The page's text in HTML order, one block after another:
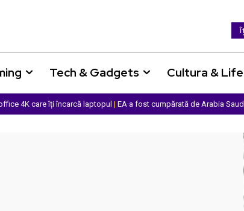
Tech & Gadgets Cultura &
4K care îți încarcă laptopul | EA a fost cumpărată de Arabia